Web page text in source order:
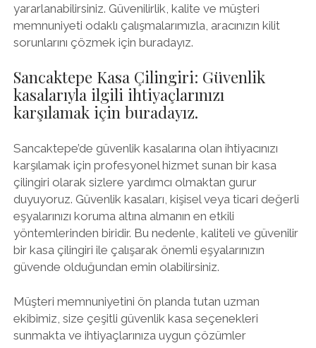
yararlanabilirsiniz. Güvenilirlik, kalite ve müşteri
memnuniyeti odaklı çalışmalarımızla, aracınızın kilit
sorunlarını çözmek için buradayız.
Sancaktepe Kasa Çilingiri: Güvenlik
kasalarıyla ilgili ihtiyaçlarınızı
karşılamak için buradayız.
Sancaktepe’de güvenlik kasalarına olan ihtiyacınızı
karşılamak için profesyonel hizmet sunan bir kasa
çilingiri olarak sizlere yardımcı olmaktan gurur
duyuyoruz. Güvenlik kasaları, kişisel veya ticari değerli
eşyalarınızı koruma altına almanın en etkili
yöntemlerinden biridir. Bu nedenle, kaliteli ve güvenilir
bir kasa çilingiri ile çalışarak önemli eşyalarınızın
güvende olduğundan emin olabilirsiniz.
Müşteri memnuniyetini ön planda tutan uzman
ekibimiz, size çeşitli güvenlik kasa seçenekleri
sunmakta ve ihtiyaçlarınıza uygun çözümler